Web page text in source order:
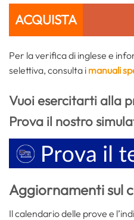
ACQUISTA
Per la verifica di inglese e
selettiva, consulta i manuali
Vuoi esercitarti alla
Prova il nostro
Aggiornamenti sul
Il calendario delle prove e